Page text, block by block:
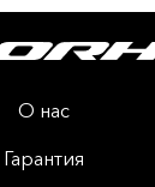
О нас
Гарантия